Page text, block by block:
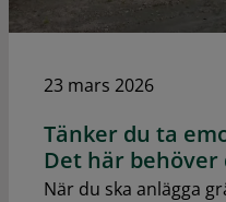
23 mars 2026
Tänker du ta
Det här behöver
När du ska anlägga